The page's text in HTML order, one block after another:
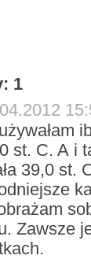
1
st. C. A i
39,0 st.
Zawsze